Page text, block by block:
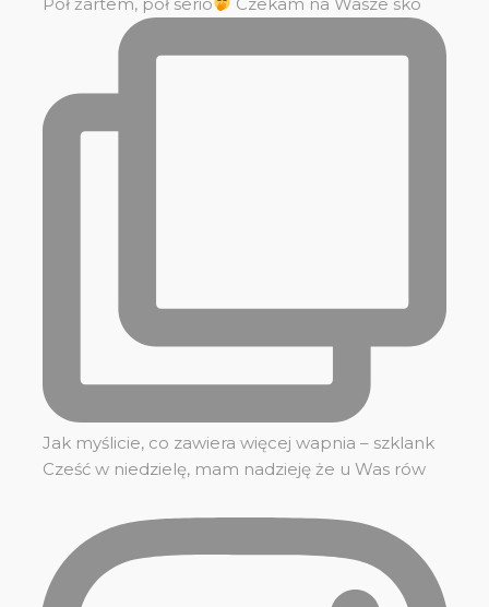
Jak myślicie, co zawiera więcej wapnia – szklank
Cześć w niedzielę, mam nadzieję że u Was rów